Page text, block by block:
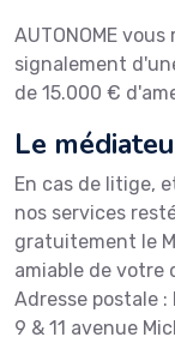
AUTONOME
signalement
de 15.000 €
Le
En cas de litige,
nos services
gratuitement le
amiable de votre
Adresse postale :
9 & 11 avenue